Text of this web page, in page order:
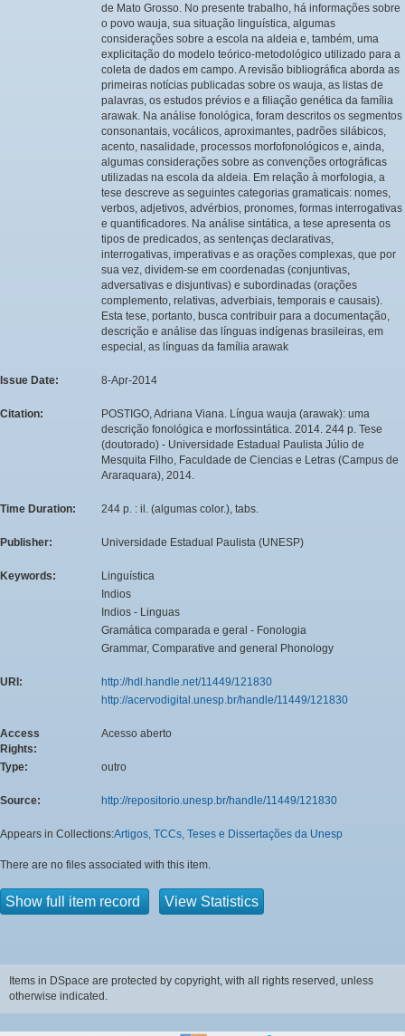
de Mato Grosso. No presente trabalho, há informações sobre
o povo wauja, sua situação linguística, algumas
considerações sobre a escola na aldeia e, também, uma
explicitação do modelo teórico-metodológico utilizado para a
coleta de dados em campo. A revisão bibliográfica aborda as
primeiras notícias publicadas sobre os wauja, as listas de
palavras, os estudos prévios e a filiação genética da família
arawak. Na análise fonológica, foram descritos os segmentos
consonantais, vocálicos, aproximantes, padrões silábicos,
acento, nasalidade, processos morfofonológicos e, ainda,
algumas considerações sobre as convenções ortográficas
utilizadas na escola da aldeia. Em relação à morfologia, a
tese descreve as seguintes categorias gramaticais: nomes,
verbos, adjetivos, advérbios, pronomes, formas interrogativas
e quantificadores. Na análise sintática, a tese apresenta os
tipos de predicados, as sentenças declarativas,
interrogativas, imperativas e as orações complexas, que por
sua vez, dividem-se em coordenadas (conjuntivas,
adversativas e disjuntivas) e subordinadas (orações
complemento, relativas, adverbiais, temporais e causais).
Esta tese, portanto, busca contribuir para a documentação,
descrição e análise das línguas indígenas brasileiras, em
especial, as línguas da família arawak
Issue Date: 8-Apr-2014
Citation:
POSTIGO, Adriana Viana. Língua wauja (arawak): uma
descrição fonológica e morfossintática. 2014. 244 p. Tese
(doutorado) - Universidade Estadual Paulista Júlio de
Mesquita Filho, Faculdade de Ciencias e Letras (Campus de
Araraquara), 2014.
Time Duration: 244 p. : il. (algumas color.), tabs.
Publisher: Universidade Estadual Paulista (UNESP)
Keywords:
Linguística
Indios
Indios - Linguas
Gramática comparada e geral - Fonologia
Grammar, Comparative and general Phonology
URI:
http://hdl.handle.net/11449/121830
http://acervodigital.unesp.br/handle/11449/121830
Access
Rights:
Acesso aberto
Type: outro
Source: http://repositorio.unesp.br/handle/11449/121830
Appears in Collections:Artigos, TCCs, Teses e Dissertações da Unesp
There are no files associated with this item.
Show full item record View Statistics
Items in DSpace are protected by copyright, with all rights reserved, unless
otherwise indicated.